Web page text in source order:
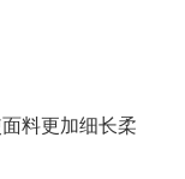
料更加细长柔